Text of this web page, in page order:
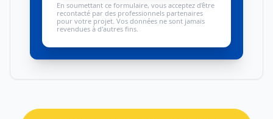
En soumettant ce formulaire, vous acceptez d'être
recontacté par des professionnels partenaires
pour votre projet. Vos données ne sont jamais
revendues à d'autres fins.